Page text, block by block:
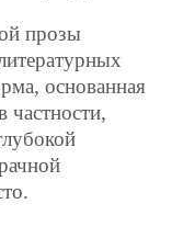
прозы
основанная